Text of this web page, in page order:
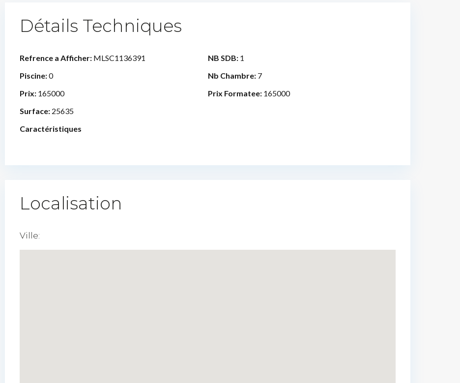
Détails Techniques
Refrence a Afficher: MLSC1136391 NB SDB: 1
Piscine:0 Nb Chambre: 7
Prix: 165000 Prix Formatee: 165000
Surface: 25635
Caractéristiques
Localisation
Ville: